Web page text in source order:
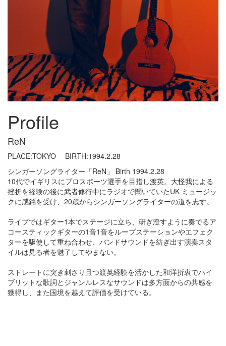
Profile
ReN
PLACE:TOKYO BIRTH:1994.2.28
シンガーソングライター「ReN」 Birth 1994.2.28
10代でイギリスにプロスポーツ選手を目指し渡英。大怪我による
挫折を経験の後に武者修行中にラジオで聞いていたUK ミュージッ
クに感銘を受け、20歳からシンガーソングライターの道を志す。
ライブではギター1本でステージに立ち、研ぎ澄すように奏でるア
コースティックギターの1音1音をループステーションやエフェク
ターを駆使して重ね合わせ、バンドサウンドを紡ぎ出す演奏スタ
イルは見る者を魅了してやまない。
ストレートに突き刺さり且つ渡英経験を活かした和洋折衷でハイ
ブリットな歌詞とジャンルレスなサウンドは多方面からの共感を
獲得し、また国境を越えて評価を受けている。